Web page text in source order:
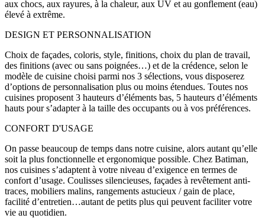
aux chocs, aux rayures, à la chaleur, aux UV et au gonflement (eau)
élevé à extrême.
DESIGN ET PERSONNALISATION
Choix de façades, coloris, style, finitions, choix du plan de travail,
des finitions (avec ou sans poignées…) et de la crédence, selon le
modèle de cuisine choisi parmi nos 3 sélections, vous disposerez
d’options de personnalisation plus ou moins étendues. Toutes nos
cuisines proposent 3 hauteurs d’éléments bas, 5 hauteurs d’éléments
hauts pour s’adapter à la taille des occupants ou à vos préférences.
CONFORT D'USAGE
On passe beaucoup de temps dans notre cuisine, alors autant qu’elle
soit la plus fonctionnelle et ergonomique possible. Chez Batiman,
nos cuisines s’adaptent à votre niveau d’exigence en termes de
confort d’usage. Coulisses silencieuses, façades à revêtement anti-
traces, mobiliers malins, rangements astucieux / gain de place,
facilité d’entretien…autant de petits plus qui peuvent faciliter votre
vie au quotidien.